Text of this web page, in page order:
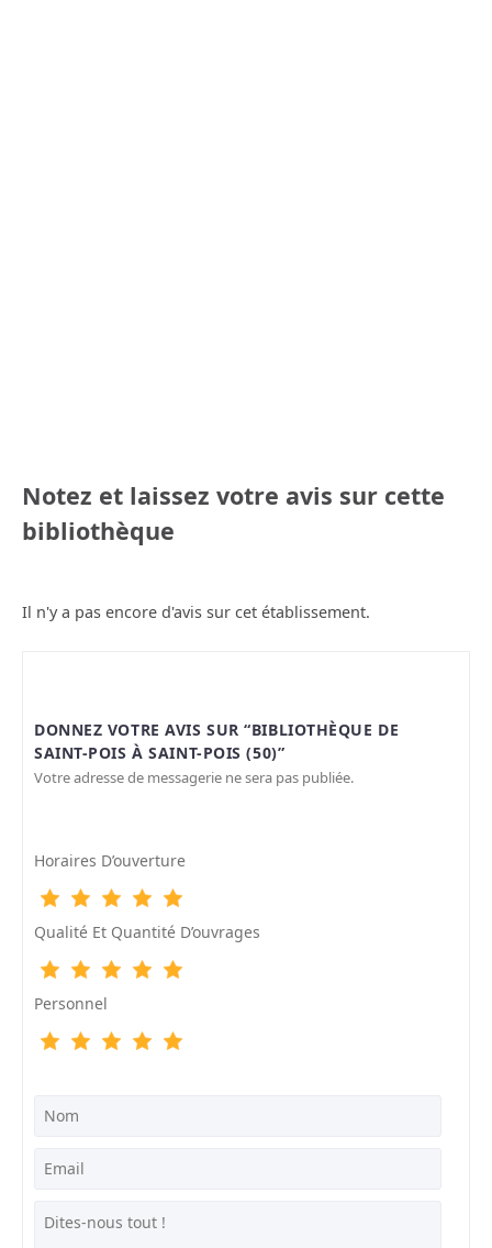
Notez et laissez votre avis sur cette
bibliothèque
Il n'y a pas encore d'avis sur cet établissement.
DONNEZ VOTRE AVIS SUR “BIBLIOTHÈQUE DE
SAINT-POIS À SAINT-POIS (50)”
Votre adresse de messagerie ne sera pas publiée.
Horaires D’ouverture
Qualité Et Quantité D’ouvrages
Personnel